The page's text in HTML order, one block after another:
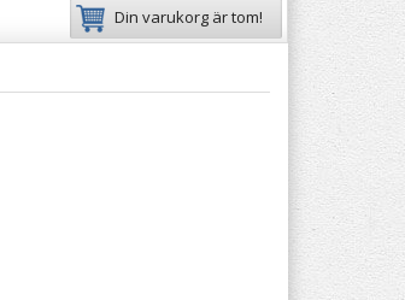
Din varukorg är tom!